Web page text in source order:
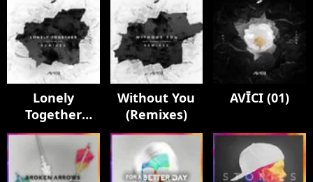
Lonely
Together
(Remixes)
Without You
(Remixes)
AVĪCI (01)